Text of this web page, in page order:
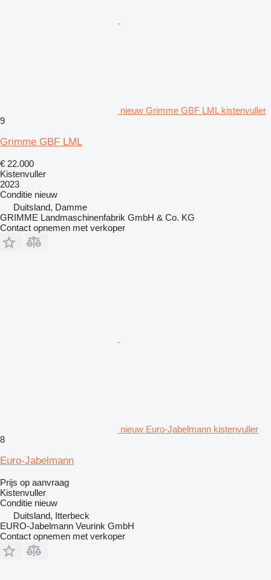
nieuw Grimme GBF LML kistenvuller
9
Grimme GBF LML
€ 22.000
Kistenvuller
2023
Conditie nieuw
Duitsland, Damme
GRIMME Landmaschinenfabrik GmbH & Co. KG
Contact opnemen met verkoper
nieuw Euro-Jabelmann kistenvuller
8
Euro-Jabelmann
Prijs op aanvraag
Kistenvuller
Conditie nieuw
Duitsland, Itterbeck
EURO-Jabelmann Veurink GmbH
Contact opnemen met verkoper